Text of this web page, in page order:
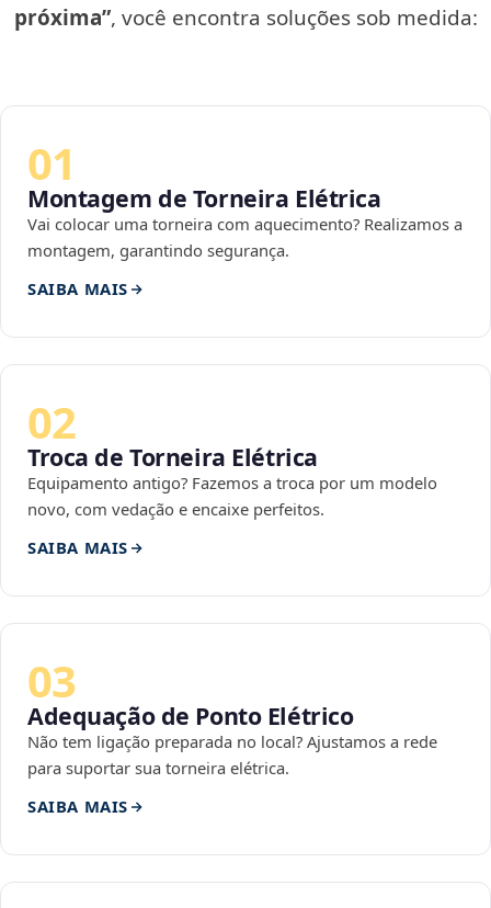
próxima”, você encontra soluções sob medida:
01
Montagem de Torneira Elétrica
Vai colocar uma torneira com aquecimento? Realizamos a
montagem, garantindo segurança.
SAIBA MAIS
02
Troca de Torneira Elétrica
Equipamento antigo? Fazemos a troca por um modelo
novo, com vedação e encaixe perfeitos.
SAIBA MAIS
03
Adequação de Ponto Elétrico
Não tem ligação preparada no local? Ajustamos a rede
para suportar sua torneira elétrica.
SAIBA MAIS